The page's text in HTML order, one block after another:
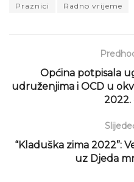
Praznici
Radno vrijeme
Općina potpisala
udruženjima i OCD u
“Kladuška zima 2022”:
uz Djeda